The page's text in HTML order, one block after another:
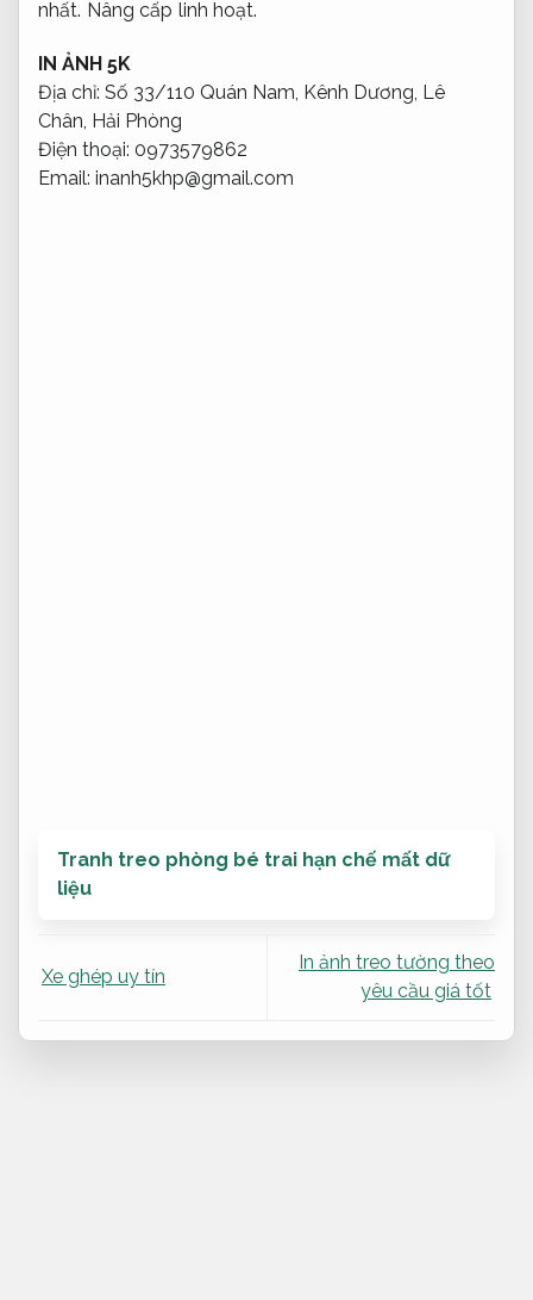
nhất. Nâng cấp linh hoạt.
IN ẢNH 5K
Địa chỉ: Số 33/110 Quán Nam, Kênh Dương, Lê
Chân, Hải Phòng
Điện thoại: 0973579862
Email: inanh5khp@gmail.com
Tranh treo phòng bé trai hạn chế mất dữ
liệu
Xe ghép uy tín
In ảnh treo tường theo
yêu cầu giá tốt